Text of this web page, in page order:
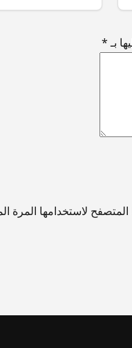
بـ*
لاستخدامها المرة